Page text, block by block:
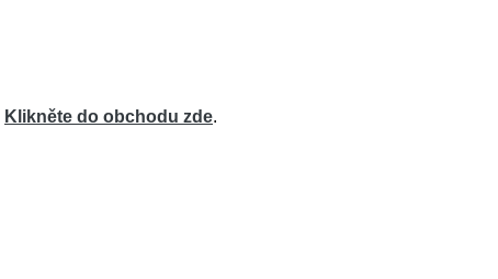
Klikněte do obchodu zde.